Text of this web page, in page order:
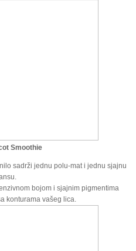
Smoothie
sadrži jednu polu-mat i jednu sjajnu
bojom i sjajnim pigmentima
konturama vašeg lica.